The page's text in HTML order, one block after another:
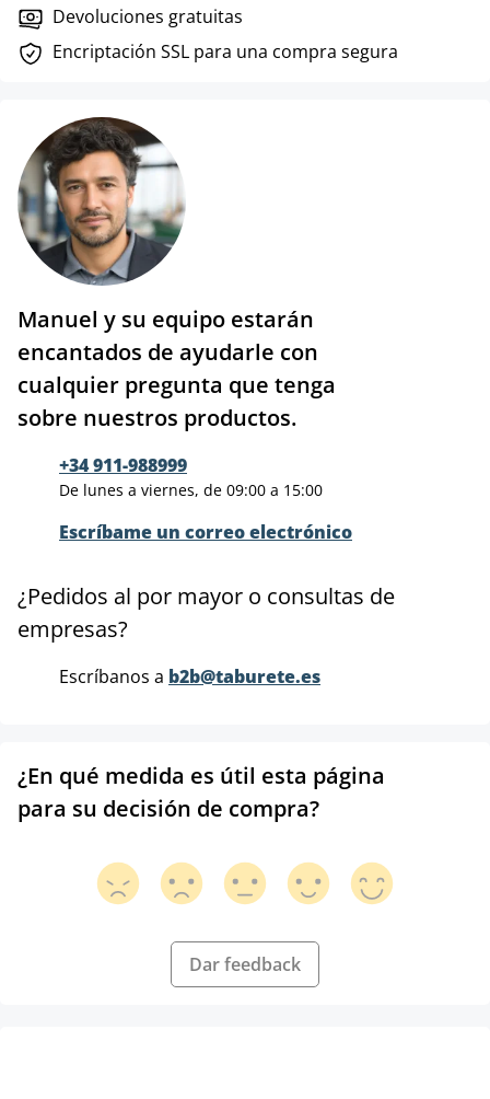
Devoluciones gratuitas
Encriptación SSL para una compra segura
Manuel y su equipo estarán
encantados de ayudarle con
cualquier pregunta que tenga
sobre nuestros productos.
+34 911-988999
De lunes a viernes, de 09:00 a 15:00
Escríbame un correo electrónico
¿Pedidos al por mayor o consultas de
empresas?
Escríbanos a b2b@taburete.es
¿En qué medida es útil esta página
para su decisión de compra?
Dar feedback